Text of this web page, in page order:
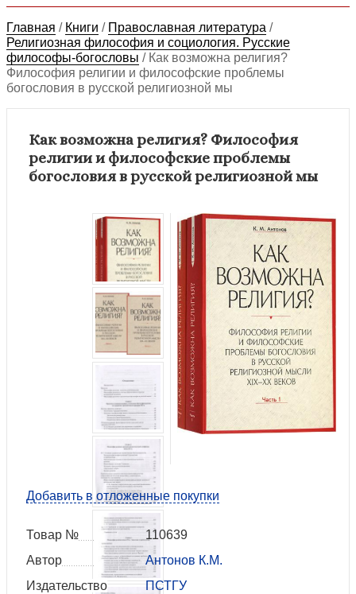
Главная / Книги / Православная литература /
Религиозная философия и социология. Русские
философы-богословы / Как возможна религия?
Философия религии и философские проблемы
богословия в русской религиозной мы
Как возможна религия? Философия
религии и философские проблемы
богословия в русской религиозной мы
Добавить в отложенные покупки
Товар №
110639
Автор
Антонов К.М.
Издательство
ПСТГУ